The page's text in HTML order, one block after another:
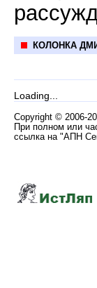
КОЛОНКА
Loading...
Copyright © 2006-
При полном или
ссылка на "АПН